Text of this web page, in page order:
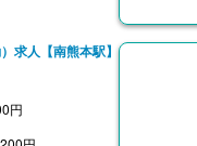
求人【南熊本駅】
円